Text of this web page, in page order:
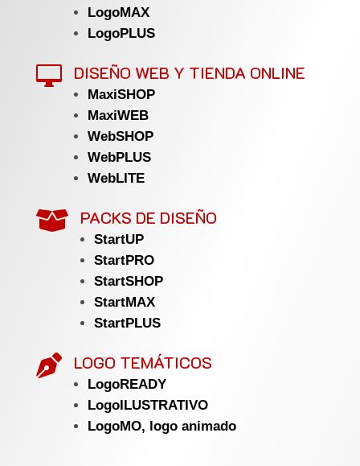
LogoMAX
LogoPLUS
 DISEÑO WEB Y TIENDA ONLINE
MaxiSHOP
MaxiWEB
WebSHOP
WebPLUS
WebLITE
 PACKS DE DISEÑO
StartUP
StartPRO
StartSHOP
StartMAX
StartPLUS
 LOGO TEMÁTICOS
LogoREADY
LogoILUSTRATIVO
LogoMO, logo animado